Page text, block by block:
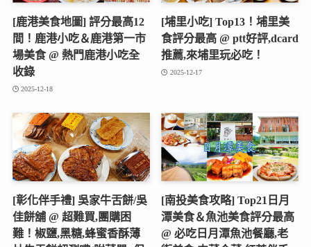
[鹿港美食地圖] 評分最高12
間！鹿港小吃＆鹿港第一市
場美食 @ 熱門鹿港小吃全
收錄
2025-12-18
[埔里小吃] Top13！埔里美
食評分最高 @ ptt好評,dcard
推薦,來埔里玩必吃！
2025-12-17
[彰化伴手禮] 吳家牛舌餅/吳
佳餅舖 @ 超難買,團購困
難！椒鹽,黑糖,蜂蜜香酥薄
[南投美食攻略] Top21日月
潭美食＆魚池美食評分最高
@ 必吃日月潭魚池餐廳,老